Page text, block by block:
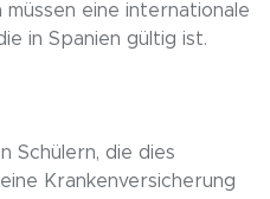
eine internationale
in Spanien gültig ist.
Schülern, die dies
Krankenversicherung